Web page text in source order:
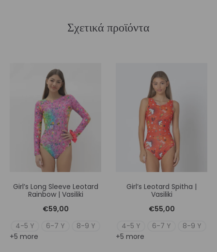
Σχετικά προϊόντα
Girl’s Long Sleeve Leotard
Rainbow | Vasiliki
€59,00
4-5 Y
6-7 Y
8-9 Y
+5 more
Girl’s Leotard Spitha |
Vasiliki
€55,00
4-5 Y
6-7 Y
8-9 Y
+5 more